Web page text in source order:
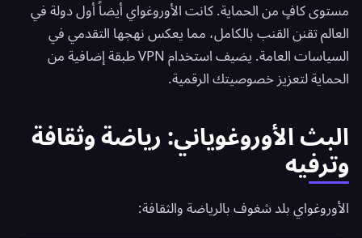
مستوى كافٍ من الحماية. كانت الأوروغواي أيضاً أول دولة في
العالم تقنن القنب بالكامل، مما يعكس نهجها التقدمي في
السياسات العامة. يضيف استخدام VPN طبقة إضافية من
الحماية لتعزيز خصوصيتك الرقمية.
البث الأوروغوياني: رياضة وثقافة
وترفيه
الأوروغواي بلد شغوف بالرياضة والثقافة: